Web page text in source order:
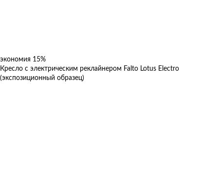
экономия 15%
Кресло с электрическим реклайнером Falto Lotus Electro
(экспозиционный образец)